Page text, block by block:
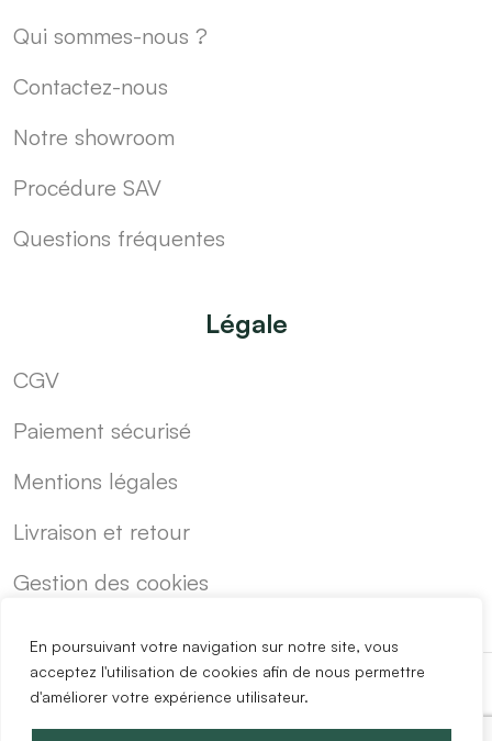
En poursuivant votre navigation sur notre site, vous
acceptez l'utilisation de cookies afin de nous permettre
d'améliorer votre expérience utilisateur.
Qui sommes-nous ?
Contactez-nous
Notre showroom
Procédure SAV
Questions fréquentes
Légale
CGV
Paiement sécurisé
Mentions légales
Livraison et retour
Gestion des cookies